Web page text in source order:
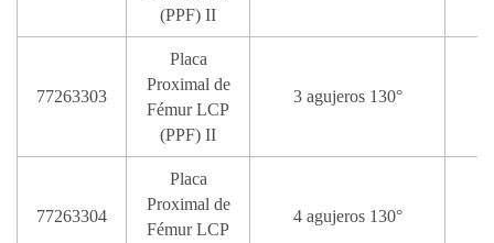
(PPF) II
77263303
Placa
Proximal de
Fémur LCP
(PPF) II
3 agujeros 130°
77263304
Placa
Proximal de
Fémur LCP
4 agujeros 130°